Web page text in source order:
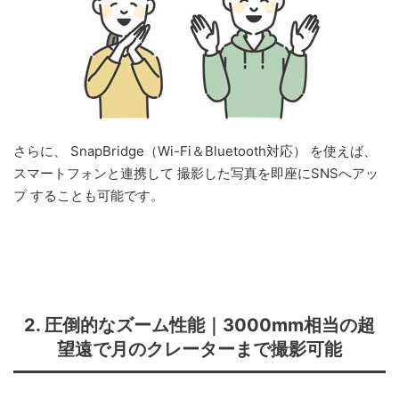
さらに、 SnapBridge（Wi-Fi＆Bluetooth対応） を使えば、
スマートフォンと連携して 撮影した写真を即座にSNSへアッ
プ することも可能です。
2. 圧倒的なズーム性能｜3000mm相当の超
望遠で月のクレーターまで撮影可能